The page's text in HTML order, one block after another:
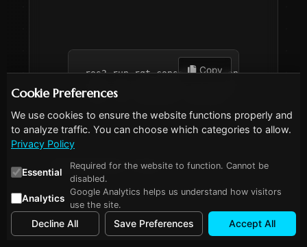
Copy
ros2 run rqt_console rqt_console # Log-
ros2 run rqt_plot rqt_plot
Befehlszeilen-Tools:
Cookie Preferences
We use cookies to ensure the website functions properly and
to analyze traffic. You can choose which categories to allow.
Privacy Policy
Essential
Required for the website to function. Cannot be
disabled.
Analytics
Google Analytics helps us understand how visitors
use the site.
Decline All Save Preferences Accept All